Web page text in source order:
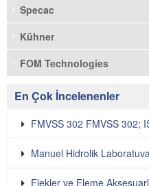
Specac
Kühner
FOM Technologies
En Çok İncelenenler
FMVSS 302 FMVSS 302;
Manuel Hidrolik
Elekler ve Eleme